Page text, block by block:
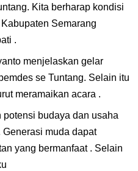
Kita berharap kondisi
Semarang
.
menjelaskan gelar
se Tuntang. Selain itu
meramaikan acara .
potensi budaya dan usaha
muda dapat
yang bermanfaat . Selain